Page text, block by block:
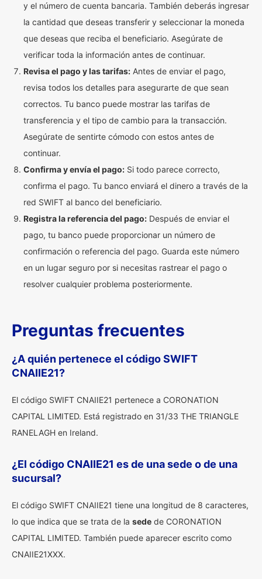
y el número de cuenta bancaria. También deberás ingresar
la cantidad que deseas transferir y seleccionar la moneda
que deseas que reciba el beneficiario. Asegúrate de
verificar toda la información antes de continuar.
Revisa el pago y las tarifas: Antes de enviar el pago,
revisa todos los detalles para asegurarte de que sean
correctos. Tu banco puede mostrar las tarifas de
transferencia y el tipo de cambio para la transacción.
Asegúrate de sentirte cómodo con estos antes de
continuar.
Confirma y envía el pago: Si todo parece correcto,
confirma el pago. Tu banco enviará el dinero a través de la
red SWIFT al banco del beneficiario.
Registra la referencia del pago: Después de enviar el
pago, tu banco puede proporcionar un número de
confirmación o referencia del pago. Guarda este número
en un lugar seguro por si necesitas rastrear el pago o
resolver cualquier problema posteriormente.
Preguntas frecuentes
¿A quién pertenece el código SWIFT
CNAIIE21?
El código SWIFT CNAIIE21 pertenece a CORONATION
CAPITAL LIMITED. Está registrado en 31/33 THE TRIANGLE
RANELAGH en Ireland.
¿El código CNAIIE21 es de una sede o de una
sucursal?
El código SWIFT CNAIIE21 tiene una longitud de 8 caracteres,
lo que indica que se trata de la sede de CORONATION
CAPITAL LIMITED. También puede aparecer escrito como
CNAIIE21XXX.